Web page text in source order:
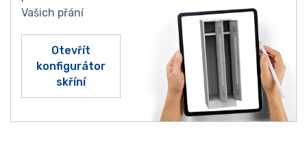
Vašich přání
Otevřít
konfigurátor
skříní